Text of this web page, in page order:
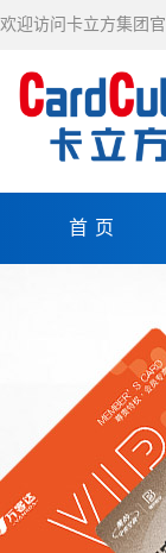
欢迎访问卡立方集团官
首 页